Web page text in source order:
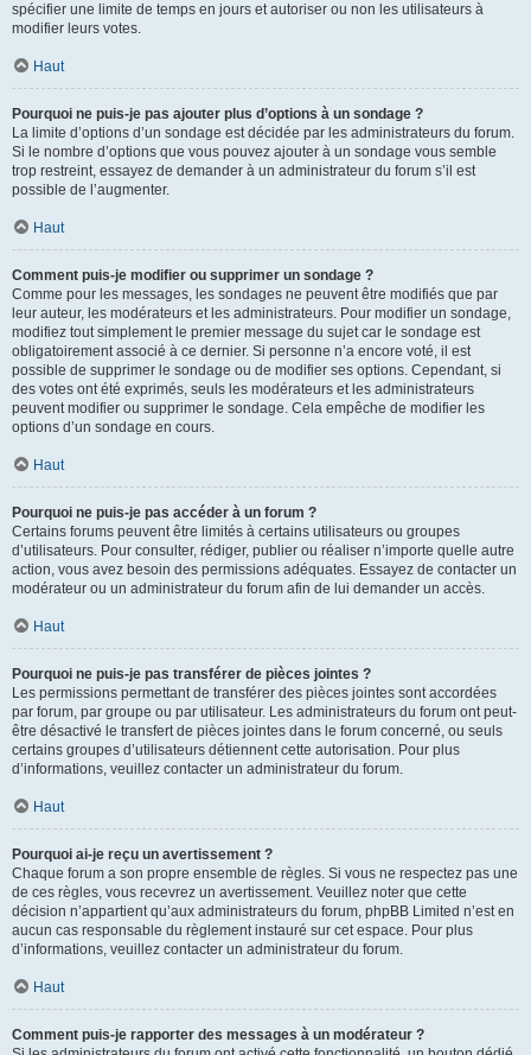
spécifier une limite de temps en jours et autoriser ou non les utilisateurs à
modifier leurs votes.
Haut
Pourquoi ne puis-je pas ajouter plus d’options à un sondage ?
La limite d’options d’un sondage est décidée par les administrateurs du forum.
Si le nombre d’options que vous pouvez ajouter à un sondage vous semble
trop restreint, essayez de demander à un administrateur du forum s’il est
possible de l’augmenter.
Haut
Comment puis-je modifier ou supprimer un sondage ?
Comme pour les messages, les sondages ne peuvent être modifiés que par
leur auteur, les modérateurs et les administrateurs. Pour modifier un sondage,
modifiez tout simplement le premier message du sujet car le sondage est
obligatoirement associé à ce dernier. Si personne n’a encore voté, il est
possible de supprimer le sondage ou de modifier ses options. Cependant, si
des votes ont été exprimés, seuls les modérateurs et les administrateurs
peuvent modifier ou supprimer le sondage. Cela empêche de modifier les
options d’un sondage en cours.
Haut
Pourquoi ne puis-je pas accéder à un forum ?
Certains forums peuvent être limités à certains utilisateurs ou groupes
d’utilisateurs. Pour consulter, rédiger, publier ou réaliser n’importe quelle autre
action, vous avez besoin des permissions adéquates. Essayez de contacter un
modérateur ou un administrateur du forum afin de lui demander un accès.
Haut
Pourquoi ne puis-je pas transférer de pièces jointes ?
Les permissions permettant de transférer des pièces jointes sont accordées
par forum, par groupe ou par utilisateur. Les administrateurs du forum ont peut-
être désactivé le transfert de pièces jointes dans le forum concerné, ou seuls
certains groupes d’utilisateurs détiennent cette autorisation. Pour plus
d’informations, veuillez contacter un administrateur du forum.
Haut
Pourquoi ai-je reçu un avertissement ?
Chaque forum a son propre ensemble de règles. Si vous ne respectez pas une
de ces règles, vous recevrez un avertissement. Veuillez noter que cette
décision n’appartient qu’aux administrateurs du forum, phpBB Limited n’est en
aucun cas responsable du règlement instauré sur cet espace. Pour plus
d’informations, veuillez contacter un administrateur du forum.
Haut
Comment puis-je rapporter des messages à un modérateur ?